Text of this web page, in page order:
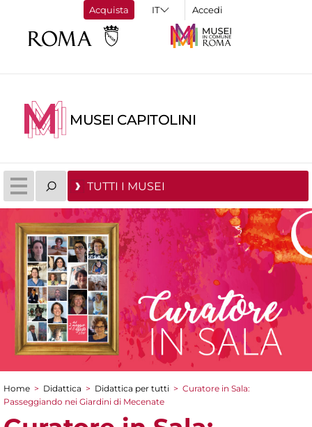
Acquista Accedi
MUSEI CAPITOLINI
TUTTI I MUSEI
Tu sei qui
Home > Didattica > Didattica per tutti > Curatore in Sala:
Passeggiando nei Giardini di Mecenate